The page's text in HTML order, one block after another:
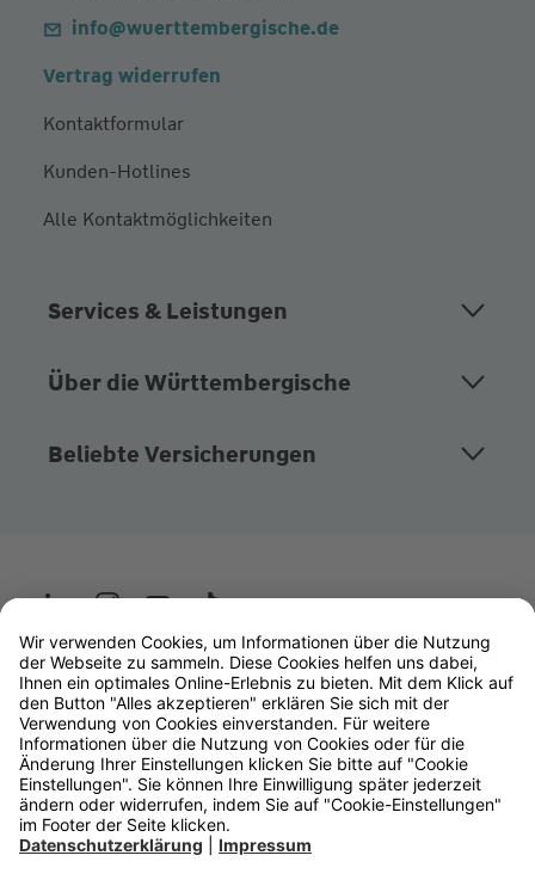
info@wuerttembergische.de
Vertrag widerrufen
Kontaktformular
Kunden-Hotlines
Alle Kontaktmöglichkeiten
Services & Leistungen
Über die Württembergische
Beliebte Versicherungen
Wüstenrot
W&W Gruppe
OLB Bank
Makler
Impressum
Datenschutz